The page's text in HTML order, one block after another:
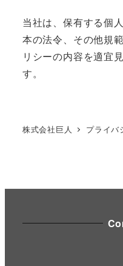
当社は、保有する個
本の法令、その他規
リシーの内容を適宜
す。
株式会社巨人 プライバ